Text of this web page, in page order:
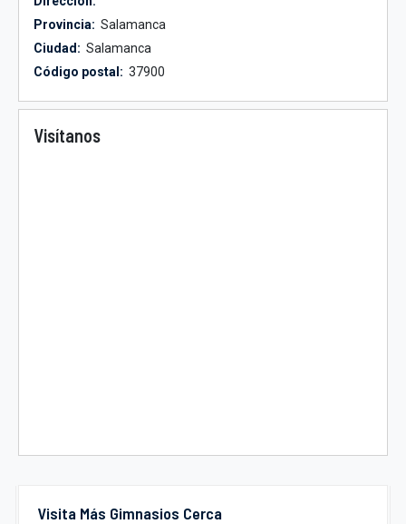
Visita Más Gimnasios Cerca
Provincia: Salamanca
Ciudad: Salamanca
Código postal: 37900
Visítanos